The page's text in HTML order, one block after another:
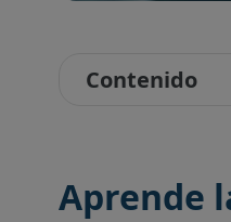
Contenido
Aprende